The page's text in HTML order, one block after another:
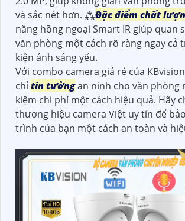
và sắc nét hơn. ⁂Đặc điểm chất
năng hồng ngoại Smart IR giúp quan
văn phòng một cách rõ ràng ngay cả
kiện ánh sáng yếu.
Với combo camera giá rẻ của
chỉtin tưởngan ninh cho văn phòng
kiệm chi phí một cách hiệu quả. Hãy
thương hiệu camera Việt uy tín để
trình của bạn một cách an toàn và